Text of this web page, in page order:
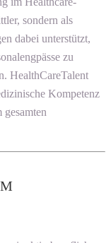
sondern als
dabei unterstützt,
zu
HealthCareTalent
Kompetenz